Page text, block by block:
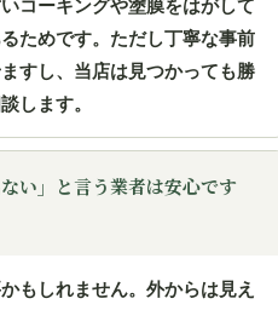
コーキングや塗膜をはがして
ためです。ただし丁寧な事前
すし、当店は見つかっても勝
します。
い」と言う業者は安心です
もしれません。外からは見え